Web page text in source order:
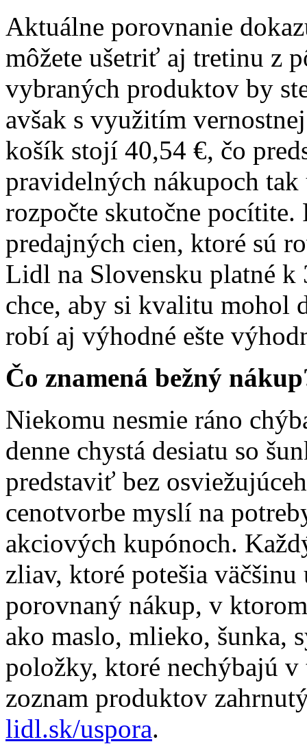
Aktuálne porovnanie
môžete ušetriť aj tretinu z
vybraných produktov by
avšak s využitím
košík stojí 40,54 €, čo
pravidelných nákupoch
rozpočte skutočne pocítite.
predajných cien, ktoré sú
Lidl na Slovensku platné
chce, aby si kvalitu mohol
robí aj výhodné ešte
Čo znamená bežný
Niekomu nesmie ráno
denne chystá desiatu so
predstaviť bez
cenotvorbe myslí na
akciových kupónoch.
zliav, ktoré potešia
porovnaný nákup, v
ako maslo, mlieko, šunka,
položky, ktoré nechýbajú
zoznam produktov
lidl.sk/uspora.